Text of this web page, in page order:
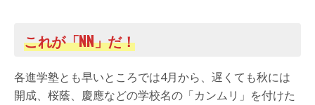
これが「NN」だ！
各進学塾とも早いところでは4月から、遅くても秋には
開成、桜蔭、慶應などの学校名の「カンムリ」を付けた